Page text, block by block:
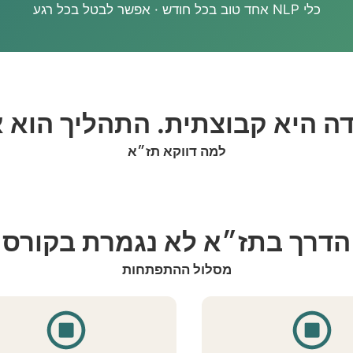
כלי NLP אחד טוב בכל חודש · אפשר לבטל בכל רגע
היא קבוצתית. התהליך הוא
למה דווקא תז״א
הדרך בתז״א לא נגמרת בקורס
מסלול ההתפתחות